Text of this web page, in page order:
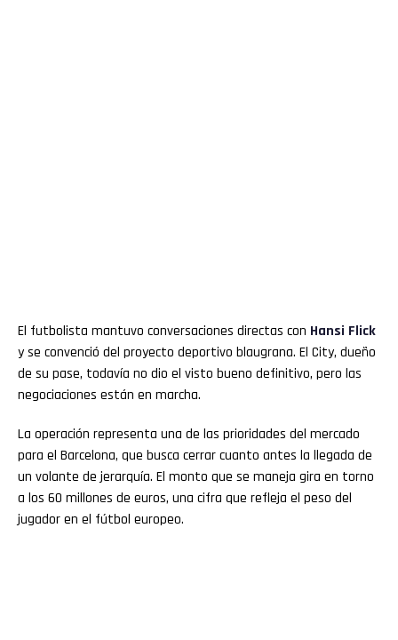
El futbolista mantuvo conversaciones directas con Hansi Flick
y se convenció del proyecto deportivo blaugrana. El City, dueño
de su pase, todavía no dio el visto bueno definitivo, pero las
negociaciones están en marcha.
La operación representa una de las prioridades del mercado
para el Barcelona, que busca cerrar cuanto antes la llegada de
un volante de jerarquía. El monto que se maneja gira en torno
a los 60 millones de euros, una cifra que refleja el peso del
jugador en el fútbol europeo.